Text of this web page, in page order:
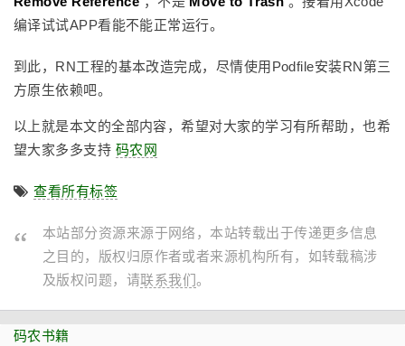
编译试试APP看能不能正常运行。
到此，RN工程的基本改造完成，尽情使用Podfile安装RN第三
方原生依赖吧。
以上就是本文的全部内容，希望对大家的学习有所帮助，也希
望大家多多支持 码农网
查看所有标签
本站部分资源来源于网络，本站转载出于传递更多信息
之目的，版权归原作者或者来源机构所有，如转载稿涉
及版权问题，请联系我们。
码农书籍